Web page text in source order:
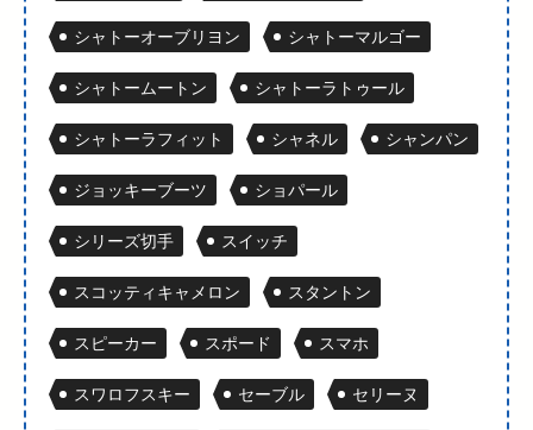
シャトーオーブリヨン シャトーマルゴー
シャトームートン シャトーラトゥール
シャトーラフィット シャネル シャンパン
ジョッキーブーツ ショパール
シリーズ切手 スイッチ
スコッティキャメロン スタントン
スピーカー スポード スマホ
スワロフスキー セーブル セリーヌ